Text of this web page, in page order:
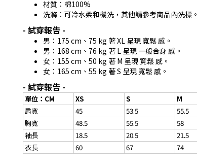
材質：棉100%
洗滌：可冷水柔和機洗，其他請參考商品內洗標。
- 試穿報告 -
男：175 cm、75 kg 著 XL 呈現 寬鬆 感。
男：168 cm、76 kg 著 L 呈現 一般合身 感。
女：155 cm、50 kg 著 M 呈現 寬鬆 感。
女：165 cm、55 kg 著 S 呈現 寬鬆 感。
- 試穿報告 -
單位：CM XS S M
肩寬
45 53.5 55.5
胸寬
48.5 55.5 58
袖長
18.5 20.5 21.5
衣長
60 67 74